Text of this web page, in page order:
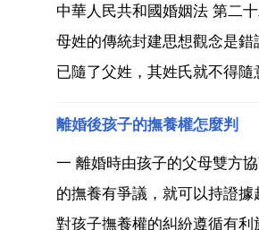
中華人民共和國婚姻法 第二
母姓的傳統封建思想觀念是
已隨了父姓，其姓氏就不得
離婚後孩子的撫養權怎麼判
一 離婚時由孩子的父母雙方
的撫養有爭議，就可以持證
對孩子撫養權的糾紛遵循有